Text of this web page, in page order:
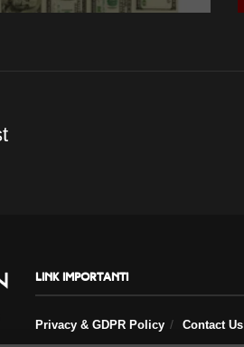
Link importanti
Privacy & GDPR Policy Contact Us